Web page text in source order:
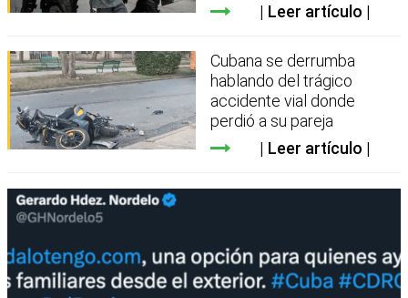
Leer artículo
Cubana se derrumba
hablando del trágico
accidente vial donde
perdió a su pareja
Leer artículo